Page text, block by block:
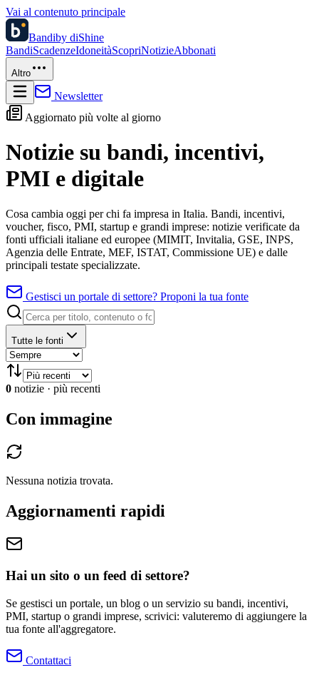
Vai al contenuto principale
Bandiby diShine
BandiScadenzeIdoneitàScopriNotizieAbbonati
Altro
Newsletter
Aggiornato più volte al giorno
Notizie su bandi, incentivi,
PMI e digitale
Cosa cambia oggi per chi fa impresa in Italia. Bandi, incentivi,
voucher, fisco, PMI, startup e grandi imprese: notizie verificate da
fonti ufficiali italiane ed europee (MIMIT, Invitalia, GSE, INPS,
Agenzia delle Entrate, MEF, ISTAT, Commissione UE) e dalle
principali testate specializzate.
Gestisci un portale di settore? Proponi la tua fonte
Tutte le fonti
0 notizie · più recenti
Con immagine
Nessuna notizia trovata.
Aggiornamenti rapidi
Hai un sito o un feed di settore?
Se gestisci un portale, un blog o un servizio su bandi, incentivi,
PMI, startup o grandi imprese, scrivici: valuteremo di aggiungere la
tua fonte all'aggregatore.
Contattaci